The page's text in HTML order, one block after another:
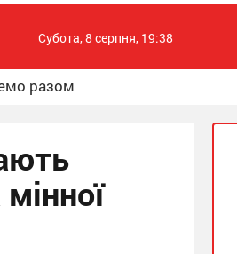
Субота, 8 серпня, 19:38
разом